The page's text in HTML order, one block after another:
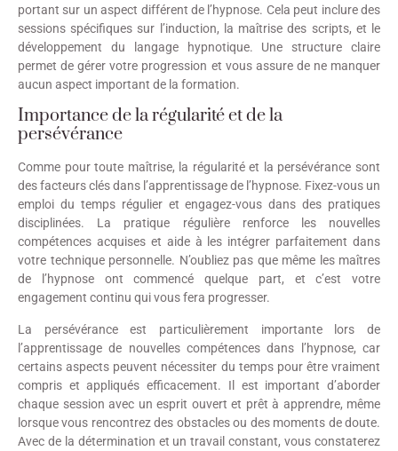
portant sur un aspect différent de l’hypnose. Cela peut inclure des
sessions spécifiques sur l’induction, la maîtrise des scripts, et le
développement du langage hypnotique. Une structure claire
permet de gérer votre progression et vous assure de ne manquer
aucun aspect important de la formation.
Importance de la régularité et de la
persévérance
Comme pour toute maîtrise, la régularité et la persévérance sont
des facteurs clés dans l’apprentissage de l’hypnose. Fixez-vous un
emploi du temps régulier et engagez-vous dans des pratiques
disciplinées. La pratique régulière renforce les nouvelles
compétences acquises et aide à les intégrer parfaitement dans
votre technique personnelle. N’oubliez pas que même les maîtres
de l’hypnose ont commencé quelque part, et c’est votre
engagement continu qui vous fera progresser.
La persévérance est particulièrement importante lors de
l’apprentissage de nouvelles compétences dans l’hypnose, car
certains aspects peuvent nécessiter du temps pour être vraiment
compris et appliqués efficacement. Il est important d’aborder
chaque session avec un esprit ouvert et prêt à apprendre, même
lorsque vous rencontrez des obstacles ou des moments de doute.
Avec de la détermination et un travail constant, vous constaterez